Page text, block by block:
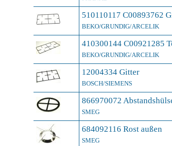
510110117 C00893762
BEKO/GRUNDIG/ARCELIK
410300144 C00921285
BEKO/GRUNDIG/ARCELIK
12004334 Gitter
BOSCH/SIEMENS
866970072
SMEG
684092116 Rost außen
SMEG